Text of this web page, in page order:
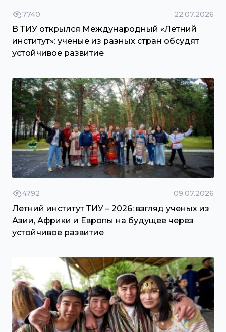
7740 22.07.2026
В ТИУ открылся Международный «Летний
институт»: ученые из разных стран обсудят
устойчивое развитие
4792 09.07.2026
Летний институт ТИУ – 2026: взгляд ученых из
Азии, Африки и Европы на будущее через
устойчивое развитие